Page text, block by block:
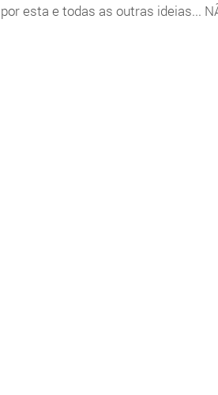
esta e todas as outras ideias...